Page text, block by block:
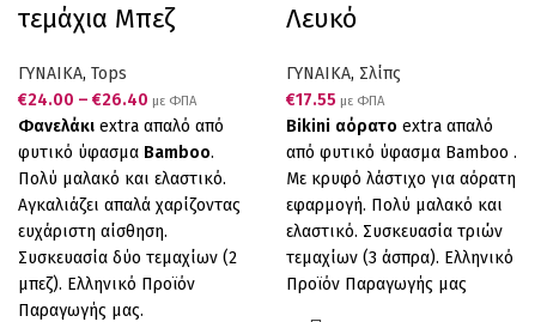
τεμάχια Μπεζ
ΓΥΝΑΙΚΑ, Tops
€24.00 – €26.40 με ΦΠΑ
Φανελάκι extra απαλό από
φυτικό ύφασμα Bamboo.
Πολύ μαλακό και ελαστικό.
Αγκαλιάζει απαλά χαρίζοντας
ευχάριστη αίσθηση.
Συσκευασία δύο τεμαχίων (2
μπεζ). Ελληνικό Προϊόν
Παραγωγής μας.
Λευκό
ΓΥΝΑΙΚΑ, Σλίπς
€17.55 με ΦΠΑ
Bikini αόρατο extra απαλό
από φυτικό ύφασμα Bamboo .
Με κρυφό λάστιχο για αόρατη
εφαρμογή. Πολύ μαλακό και
ελαστικό. Συσκευασία τριών
τεμαχίων (3 άσπρα). Ελληνικό
Προϊόν Παραγωγής μας